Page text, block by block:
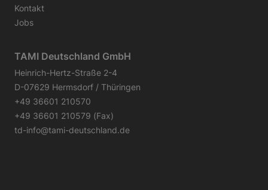
Kontakt
Jobs
TAMI Deutschland GmbH
Heinrich-Hertz-Straße 2-4
D-07629 Hermsdorf / Thüringen
+49 36601 210570
+49 36601 210579 (Fax)
td-info@tami-deutschland.de